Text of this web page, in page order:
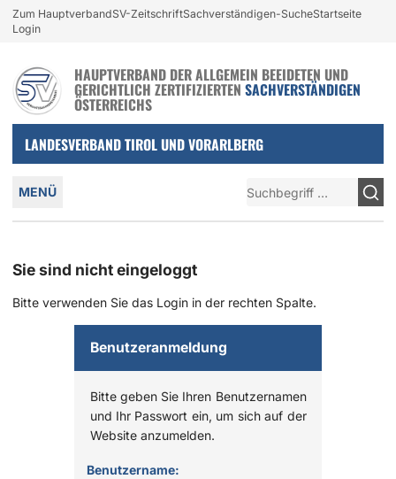
Zur Navigation springen
Zum Inhalt springen
Login und nützliche Links
Zum HauptverbandSV-ZeitschriftSachverständigen-SucheStartseite
Login
HAUPTVERBAND DER ALLGEMEIN BEEIDETEN UND
GERICHTLICH ZERTIFIZIERTEN SACHVERSTÄNDIGEN
ÖSTERREICHS
LANDESVERBAND TIROL UND VORARLBERG
Hauptmenü
MENÜ
Sie sind nicht eingeloggt
Bitte verwenden Sie das Login in der rechten Spalte.
Benutzeranmeldung
Bitte geben Sie Ihren Benutzernamen
und Ihr Passwort ein, um sich auf der
Website anzumelden.
Anmelden
Benutzername: